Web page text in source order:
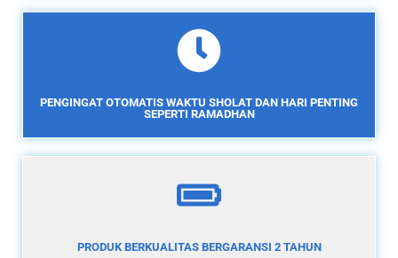
PENGINGAT OTOMATIS WAKTU SHOLAT DAN HARI PENTING
SEPERTI RAMADHAN
PRODUK BERKUALITAS BERGARANSI 2 TAHUN